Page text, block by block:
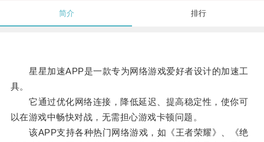
简介 排行
星星加速APP是一款专为网络游戏爱好者设计的加速工
具。
它通过优化网络连接，降低延迟、提高稳定性，使你可
以在游戏中畅快对战，无需担心游戏卡顿问题。
该APP支持各种热门网络游戏，如《王者荣耀》、《绝